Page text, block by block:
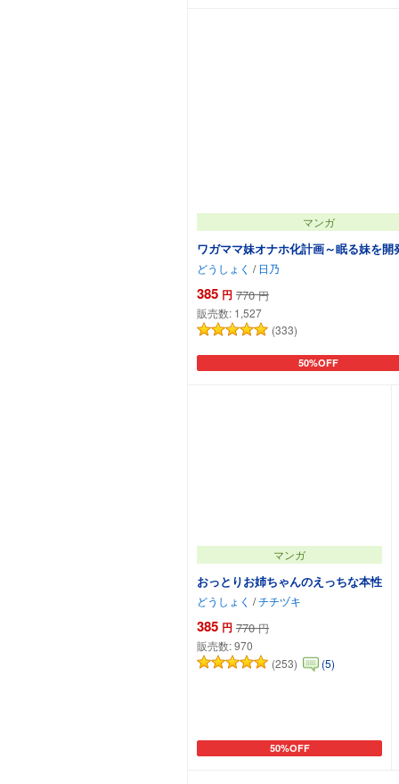
マンガ
ワガママ妹オナホ化計画～眠る妹を開
どうしょく / 日乃
385 円 770 円
販売数: 1,527
(333)
50%OFF
カートに追加
マンガ
おっとりお姉ちゃんのえっちな本性
どうしょく /チチヅキ
385 円 770 円
販売数:970
(253)
(5)
50%OFF
カートに追加